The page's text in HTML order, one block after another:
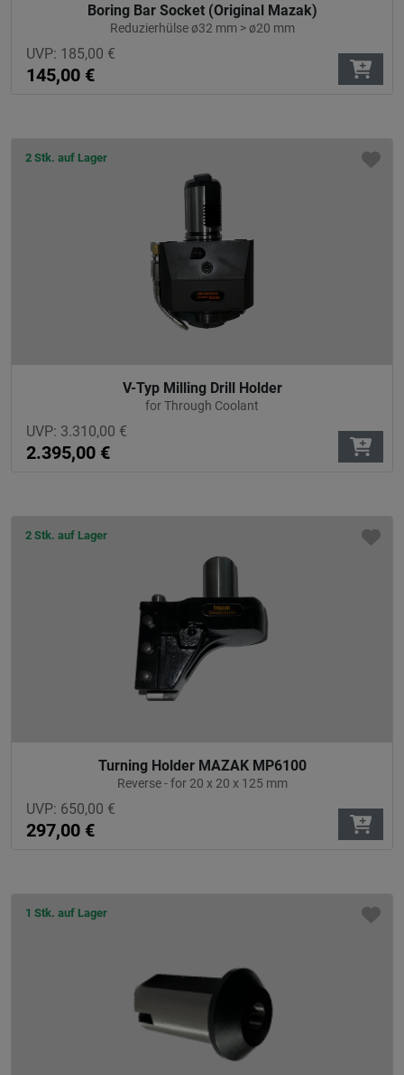
Boring Bar Socket (Original Mazak)
Reduzierhülse ø32 mm > ø20 mm
UVP: 185,00 €
145,00 €
2 Stk. auf Lager
V-Typ Milling Drill Holder
for Through Coolant
UVP: 3.310,00 €
2.395,00 €
2 Stk. auf Lager
Turning Holder MAZAK MP6100
Reverse - for 20 x 20 x 125 mm
UVP: 650,00 €
297,00 €
1 Stk. auf Lager